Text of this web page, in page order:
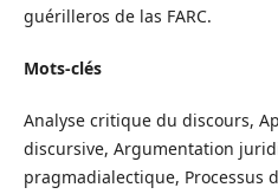
guérilleros de las FARC.
Mots-clés
Analyse critique du discours,
discursive, Argumentation
pragmadialectique, Processus